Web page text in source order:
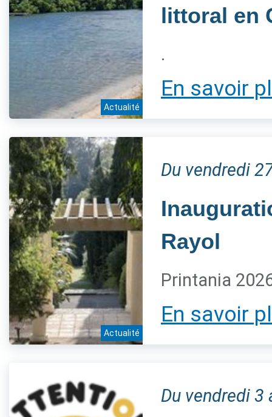
Actualité
littoral en
.
En savoir
Actualité
Du vendredi
Rayol
Printania
En savoir
Du vendredi